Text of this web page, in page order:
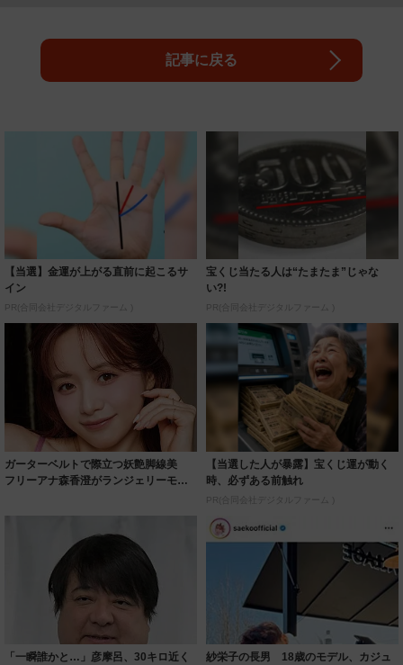
記事に戻る
【当選】金運が上がる直前に起こるサ
イン
PR(合同会社デジタルファーム )
宝くじ当たる人は“たまたま”じゃな
い?!
PR(合同会社デジタルファーム )
ガーターベルトで際立つ妖艶脚線美
フリーアナ森香澄がランジェリーモデ
【当選した人が暴露】宝くじ運が動く
時、必ずある前触れ
PR(合同会社デジタルファーム )
「一瞬誰かと…」彦摩呂、30キロ近く
紗栄子の長男 18歳のモデル、カジュ